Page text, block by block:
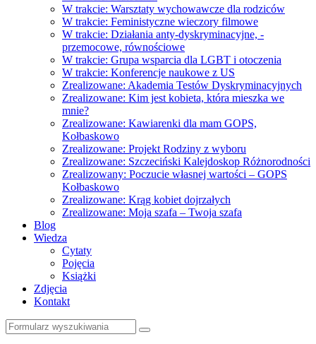
W trakcie: Warsztaty wychowawcze dla rodziców
W trakcie: Feministyczne wieczory filmowe
W trakcie: Działania anty-dyskryminacyjne, -
przemocowe, równościowe
W trakcie: Grupa wsparcia dla LGBT i otoczenia
W trakcie: Konferencje naukowe z US
Zrealizowane: Akademia Testów Dyskryminacyjnych
Zrealizowane: Kim jest kobieta, która mieszka we
mnie?
Zrealizowane: Kawiarenki dla mam GOPS,
Kołbaskowo
Zrealizowane: Projekt Rodziny z wyboru
Zrealizowane: Szczeciński Kalejdoskop Różnorodności
Zrealizowany: Poczucie własnej wartości – GOPS
Kołbaskowo
Zrealizowane: Krąg kobiet dojrzałych
Zrealizowane: Moja szafa – Twoja szafa
Blog
Wiedza
Cytaty
Pojęcia
Książki
Zdjęcia
Kontakt
Szukaj